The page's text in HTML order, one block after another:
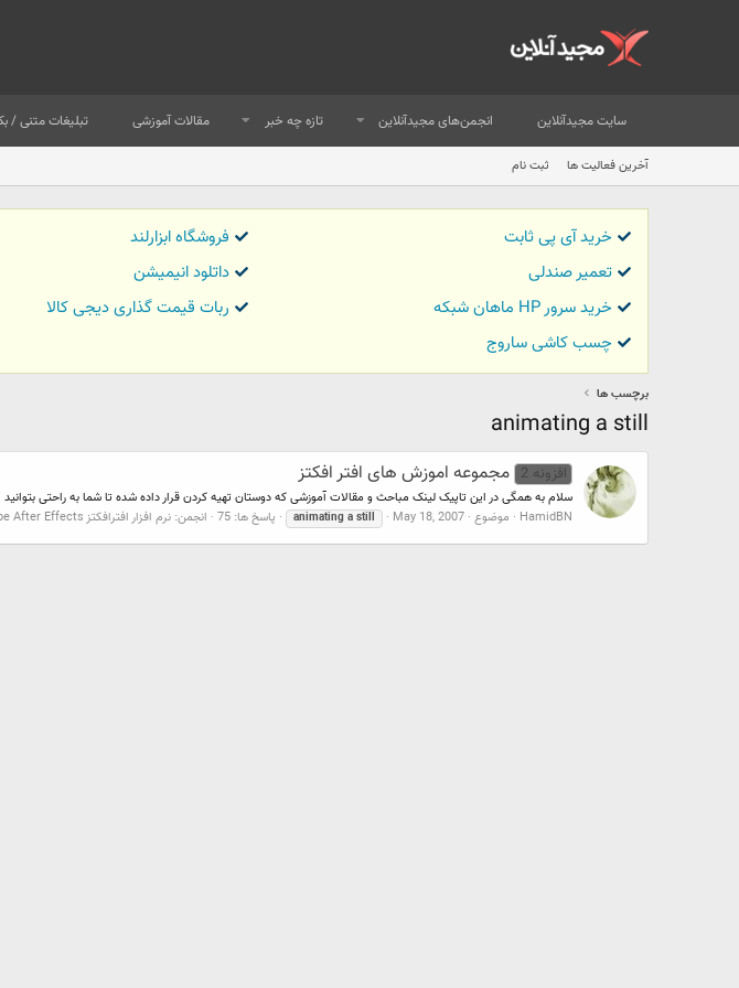
سایت مجیدآنلاین انجمن‌های مجیدآنلاین تازه چه خبر مقالات آموزشی تبلیغات متنی /
آخرین فعالیت ها ثبت نام
خرید آی پی ثابت فروشگاه ابزارلند
تعمیر صندلی
داتلود انیمیشن
خرید سرور HP ماهان شبکه
ربات قیمت گذاری دیجی کالا
چسب کاشی ساروج
برچسب ها
animating a still
افزونه 2 مجموعه اموزش های افتر افکتز
سلام به همگی در این تاپیک لینک مباحث و مقالات آموزشی که دوستان تهیه کردن قرار داده شده تا شما به راحتی بتوانید
HamidBN
موضوع May 18, 2007
animating a still پاسخ ها: 75 انجمن: نرم افزار افترافکتز Adobe After Effects